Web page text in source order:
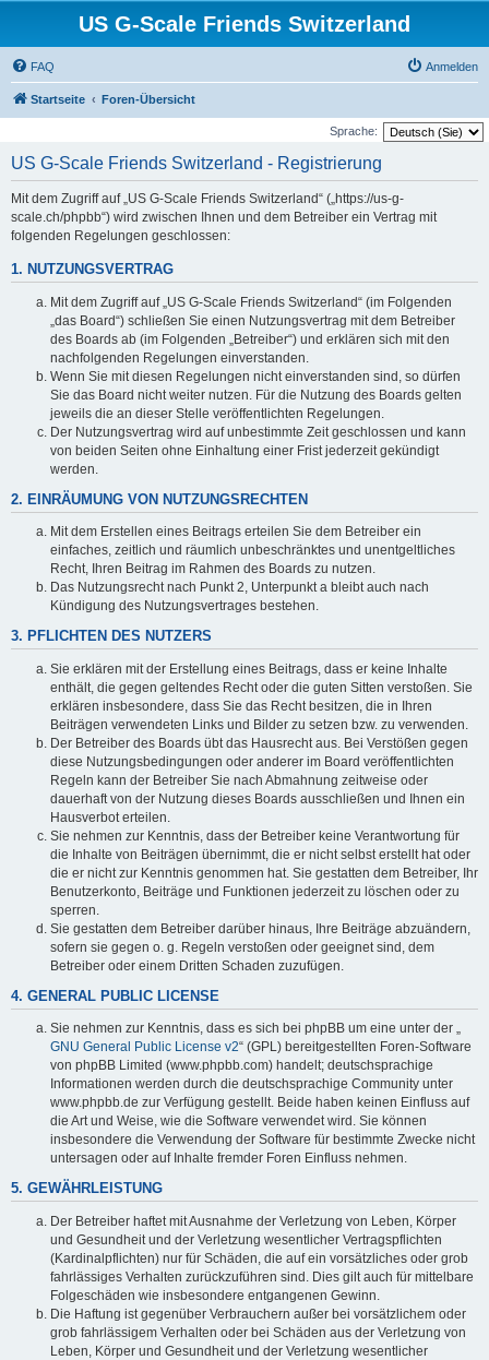
US G-Scale Friends Switzerland
FAQ Anmelden
Startseite Foren-Übersicht
Sprache:
US G-Scale Friends Switzerland - Registrierung
Mit dem Zugriff auf „US G-Scale Friends Switzerland“ („https://us-g-
scale.ch/phpbb“) wird zwischen Ihnen und dem Betreiber ein Vertrag mit
folgenden Regelungen geschlossen:
1. NUTZUNGSVERTRAG
Mit dem Zugriff auf „US G-Scale Friends Switzerland“ (im Folgenden
„das Board“) schließen Sie einen Nutzungsvertrag mit dem Betreiber
des Boards ab (im Folgenden „Betreiber“) und erklären sich mit den
nachfolgenden Regelungen einverstanden.
Wenn Sie mit diesen Regelungen nicht einverstanden sind, so dürfen
Sie das Board nicht weiter nutzen. Für die Nutzung des Boards gelten
jeweils die an dieser Stelle veröffentlichten Regelungen.
Der Nutzungsvertrag wird auf unbestimmte Zeit geschlossen und kann
von beiden Seiten ohne Einhaltung einer Frist jederzeit gekündigt
werden.
2. EINRÄUMUNG VON NUTZUNGSRECHTEN
Mit dem Erstellen eines Beitrags erteilen Sie dem Betreiber ein
einfaches, zeitlich und räumlich unbeschränktes und unentgeltliches
Recht, Ihren Beitrag im Rahmen des Boards zu nutzen.
Das Nutzungsrecht nach Punkt 2, Unterpunkt a bleibt auch nach
Kündigung des Nutzungsvertrages bestehen.
3. PFLICHTEN DES NUTZERS
Sie erklären mit der Erstellung eines Beitrags, dass er keine Inhalte
enthält, die gegen geltendes Recht oder die guten Sitten verstoßen. Sie
erklären insbesondere, dass Sie das Recht besitzen, die in Ihren
Beiträgen verwendeten Links und Bilder zu setzen bzw. zu verwenden.
Der Betreiber des Boards übt das Hausrecht aus. Bei Verstößen gegen
diese Nutzungsbedingungen oder anderer im Board veröffentlichten
Regeln kann der Betreiber Sie nach Abmahnung zeitweise oder
dauerhaft von der Nutzung dieses Boards ausschließen und Ihnen ein
Hausverbot erteilen.
Sie nehmen zur Kenntnis, dass der Betreiber keine Verantwortung für
die Inhalte von Beiträgen übernimmt, die er nicht selbst erstellt hat oder
die er nicht zur Kenntnis genommen hat. Sie gestatten dem Betreiber, Ihr
Benutzerkonto, Beiträge und Funktionen jederzeit zu löschen oder zu
sperren.
Sie gestatten dem Betreiber darüber hinaus, Ihre Beiträge abzuändern,
sofern sie gegen o. g. Regeln verstoßen oder geeignet sind, dem
Betreiber oder einem Dritten Schaden zuzufügen.
4. GENERAL PUBLIC LICENSE
Sie nehmen zur Kenntnis, dass es sich bei phpBB um eine unter der „
GNU General Public License v2“ (GPL) bereitgestellten Foren-Software
von phpBB Limited (www.phpbb.com) handelt; deutschsprachige
Informationen werden durch die deutschsprachige Community unter
www.phpbb.de zur Verfügung gestellt. Beide haben keinen Einfluss auf
die Art und Weise, wie die Software verwendet wird. Sie können
insbesondere die Verwendung der Software für bestimmte Zwecke nicht
untersagen oder auf Inhalte fremder Foren Einfluss nehmen.
5. GEWÄHRLEISTUNG
Der Betreiber haftet mit Ausnahme der Verletzung von Leben, Körper
und Gesundheit und der Verletzung wesentlicher Vertragspflichten
(Kardinalpflichten) nur für Schäden, die auf ein vorsätzliches oder grob
fahrlässiges Verhalten zurückzuführen sind. Dies gilt auch für mittelbare
Folgeschäden wie insbesondere entgangenen Gewinn.
Die Haftung ist gegenüber Verbrauchern außer bei vorsätzlichem oder
grob fahrlässigem Verhalten oder bei Schäden aus der Verletzung von
Leben, Körper und Gesundheit und der Verletzung wesentlicher